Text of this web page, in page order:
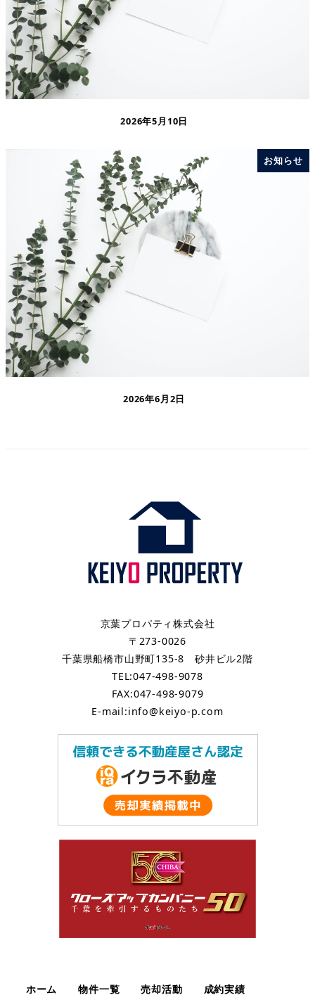
2026年5月10日
お知らせ
2026年6月2日
京葉プロパティ株式会社
〒273-0026
千葉県船橋市山野町135-8 砂井ビル2階
TEL:047-498-9078
FAX:047-498-9079
E-mail:info@keiyo-p.com
ホーム 物件一覧 売却活動 成約実績